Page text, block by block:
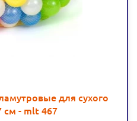
для сухого
см - mlt 467